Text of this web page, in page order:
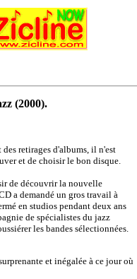
(2000).
retirages d'albums, il n'est
et de choisir le bon disque.
de découvrir la nouvelle
a demandé un gros travail à
en studios pendant deux ans
de spécialistes du jazz
les bandes sélectionnées.
et inégalée à ce jour où